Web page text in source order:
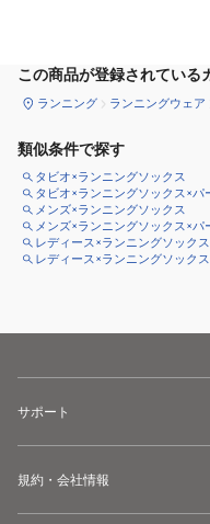
この商品が登録されている
ランニング ランニングウェア
類似条件で探す
タビオ×ランニングソックス
タビオ×ランニングソックス×パ
メンズ×ランニングソックス
メンズ×ランニングソックス×パ
レディース×ランニングソックス
レディース×ランニングソック
サポート
規約・会社情報